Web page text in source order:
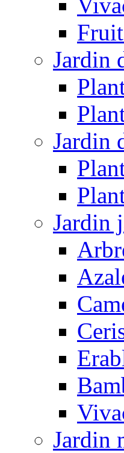
Jardin
Jardin
Jardin
Jardin